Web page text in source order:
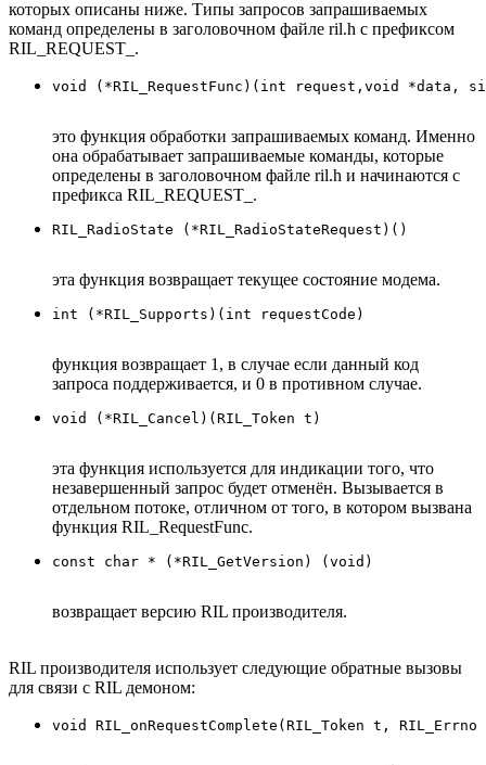
которых описаны ниже. Типы запросов запрашиваемых
команд определены в заголовочном файле ril.h с префиксом
RIL_REQUEST_.
это функция обработки запрашиваемых команд. Именно
она обрабатывает запрашиваемые команды, которые
определены в заголовочном файле ril.h и начинаются с
префикса RIL_REQUEST_.
эта функция возвращает текущее состояние модема.
функция возвращает 1, в случае если данный код
запроса поддерживается, и 0 в противном случае.
эта функция используется для индикации того, что
незавершенный запрос будет отменён. Вызывается в
отдельном потоке, отличном от того, в котором вызвана
функция RIL_RequestFunc.
возвращает версию RIL производителя.
RIL производителя использует следующие обратные вызовы
для связи с RIL демоном: